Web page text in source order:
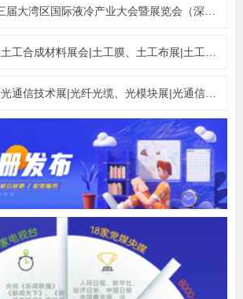
大湾区国际液冷产业大会暨展览会（深圳）
材料展会|土工膜、土工布展|土工合成材料仪器、设备展览会
信技术展|光纤光缆、光模块展|光通信设备展览会